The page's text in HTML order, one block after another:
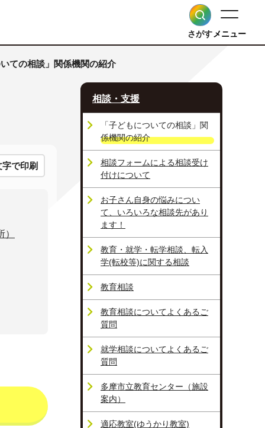
さがすメニュー
ての相談」関係機関の紹介
で印刷
相談・支援
「子どもについての相談」関
係機関の紹介
相談フォームによる相談受け
付けについて
お子さん自身の悩みについ
て、いろいろな相談先があり
ます！
教育・就学・転学相談、転入
学(転校等)に関する相談
教育相談
教育相談についてよくあるご
質問
就学相談についてよくあるご
質問
多摩市立教育センター（施設
案内）
適応教室(ゆうかり教室)